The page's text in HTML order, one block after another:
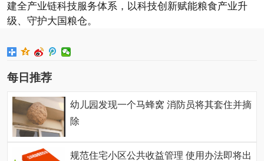
建全产业链科技服务体系，以科技创新赋能粮食产业升
级、守护大国粮仓。
每日推荐
幼儿园发现一个马蜂窝 消防员将其套住并摘
除
规范住宅小区公共收益管理 使用办法即将出